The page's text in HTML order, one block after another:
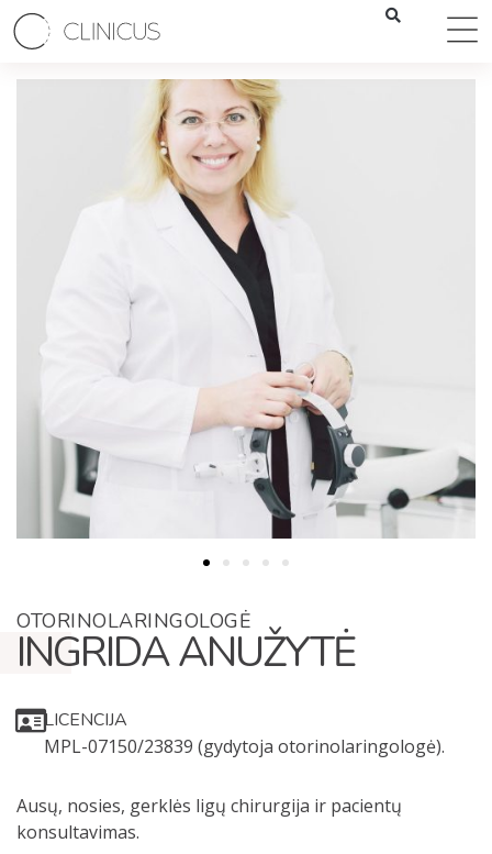
OTORINOLARINGOLOGĖ
INGRIDA ANUŽYTĖ
LICENCIJA
MPL-07150/23839 (gydytoja otorinolaringologė).
Ausų, nosies, gerklės ligų chirurgija ir pacientų
konsultavimas.